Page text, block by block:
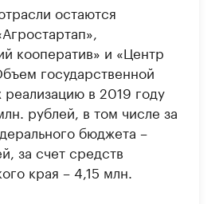
остаются
кооператив» и «Центр
государственной
в 2019 году
рублей, в том числе за
бюджета –
за счет средств
края – 4,15 млн.